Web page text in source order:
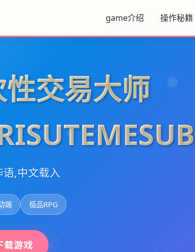
game介绍 操作秘籍
交易大师
,中文载入
端 极品RPG
载游戏